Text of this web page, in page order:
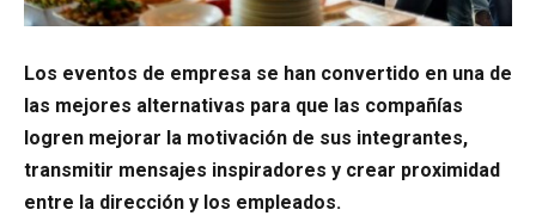
Los eventos de empresa se han convertido en una de
las mejores alternativas para que las compañías
logren mejorar la motivación de sus integrantes,
transmitir mensajes inspiradores y crear proximidad
entre la dirección y los empleados.